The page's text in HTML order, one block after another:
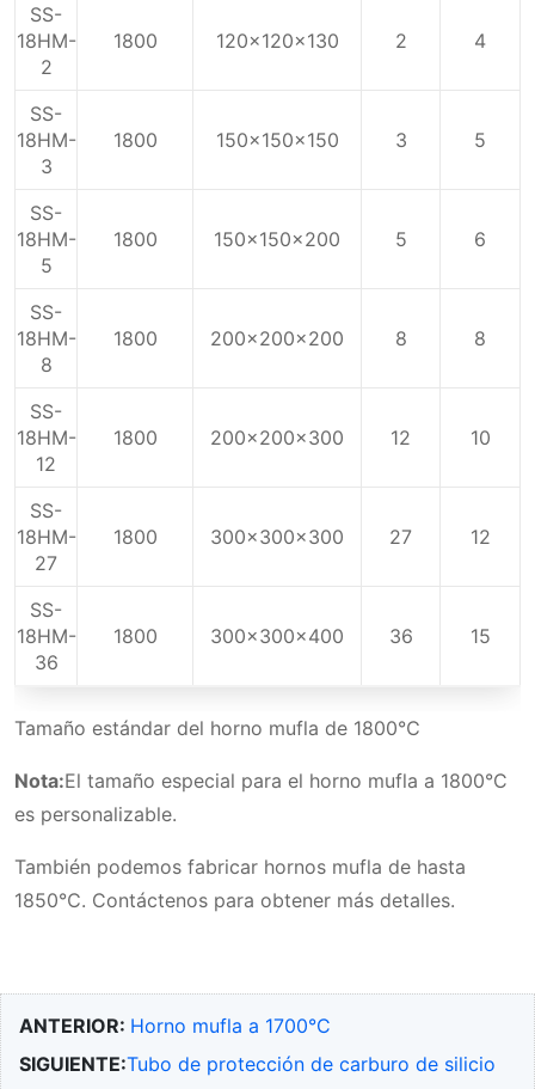
SS-
18HM-
2
1800 120x120x130 2 4
SS-
18HM-
3
1800 150x150x150 3 5
SS-
18HM-
5
1800 150x150x200 5 6
SS-
18HM-
8
1800 200x200x200 8 8
SS-
18HM-
12
1800 200x200x300 12 10
SS-
18HM-
27
1800 300x300x300 27 12
SS-
18HM-
36
1800 300x300x400 36 15
Tamaño estándar del horno mufla de 1800℃
Nota:El tamaño especial para el horno mufla a 1800°C
es personalizable.
También podemos fabricar hornos mufla de hasta
1850℃. Contáctenos para obtener más detalles.
ANTERIOR: Horno mufla a 1700°C
SIGUIENTE:Tubo de protección de carburo de silicio